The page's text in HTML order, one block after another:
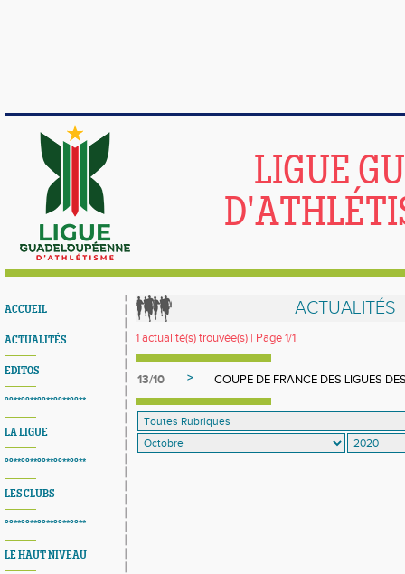
LIGUE
ACCUEIL
ACTUALITÉS
EDITOS
°°**°°**°°**°°**°°**
LA LIGUE
°°**°°**°°**°°**°°**
LES CLUBS
°°**°°**°°**°°**°°**
LE HAUT NIVEAU
ACTUALITÉS
1 actualité(s) trouvée(s) | Page 1/1
13/10 > COUPE DE FRANCE DES LIGUES